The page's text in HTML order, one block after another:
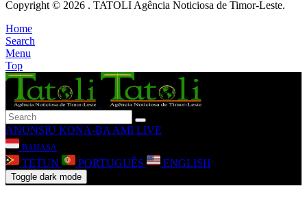
Copyright © 2026 . TATOLI Agência Noticiosa de Timor-Leste.
Home
Search
Menu
Top
ANUNSIU KONA-BA AMI LIVE
BAHASA
TETUN PORTUGUÊS ENGLISH
Toggle dark mode